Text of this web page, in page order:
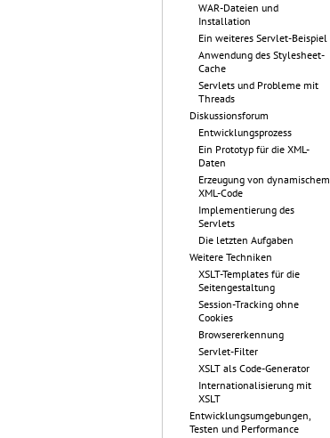
WAR-Dateien und
Installation
Ein weiteres Servlet-Beispiel
Anwendung des Stylesheet-
Cache
Servlets und Probleme mit
Threads
Diskussionsforum
Entwicklungsprozess
Ein Prototyp für die XML-
Daten
Erzeugung von dynamischem
XML-Code
Implementierung des
Servlets
Die letzten Aufgaben
Weitere Techniken
XSLT-Templates für die
Seitengestaltung
Session-Tracking ohne
Cookies
Browsererkennung
Servlet-Filter
XSLT als Code-Generator
Internationalisierung mit
XSLT
Entwicklungsumgebungen,
Testen und Performance